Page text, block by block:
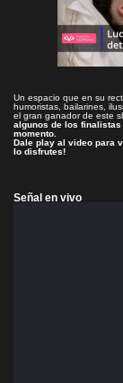
Un espacio que en su
humoristas, bailarines,
el gran ganador de este
algunos de los
momento.
Dale play al video para
lo disfrutes!
Señal en vivo